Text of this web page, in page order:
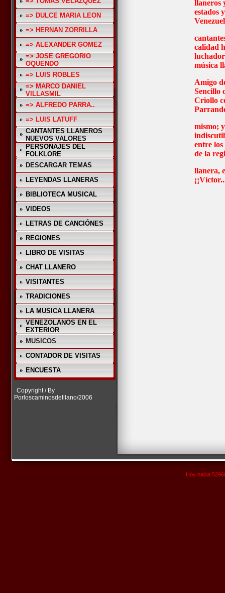
=> DULCE MARIA LEON
=> HERNAN ZORRILLA
=> ALEXANDER GOMEZ
=> JOSE GREGORIO
OQUENDO
=> LUIS ROBLES
=> MARCO DANIEL
VILLASMIL
=> ALFREDO PARRA..
=> LUIS LATUFF
CANTANTES LLANEROS
NUEVOS VALORES
PERSONAJES DEL
FOLKLORE
DESCARGAR TEMAS
LEYENDAS LLANERAS
BIBLIOTECA MUSICAL
VIDEOS
LETRAS DE CANCIÓNES
REGIONES
LIBRO DE VISITAS
CHAT LLANERO
VISITANTES
TRADICIONES
LA MUSICA LLANERA
VENEZOLANOS EN EL
EXTERIOR
MUSICOS
CONTADOR DE VISITAS
ENCUESTA
Copyright / By
Porloscaminosdelllano/2006
llaneros
estados
calidad
música
Amigo
Sencillo
Criollo
mismo;
entre
de la
llanera,
Hoy habia